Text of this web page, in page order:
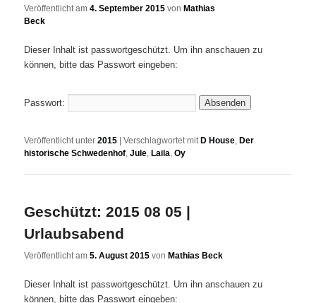
Veröffentlicht am4. September 2015 vonMathias
Beck
Dieser Inhalt ist passwortgeschützt. Um ihn anschauen zu
können, bitte das Passwort eingeben:
Passwort:
Veröffentlicht unter 2015 |Verschlagwortet mit D House, Der
historische Schwedenhof,Jule, Laila,Oy
Geschützt: 2015 08 05 |
Urlaubsabend
Veröffentlicht am5. August 2015 vonMathias Beck
Dieser Inhalt ist passwortgeschützt. Um ihn anschauen zu
können, bitte das Passwort eingeben: